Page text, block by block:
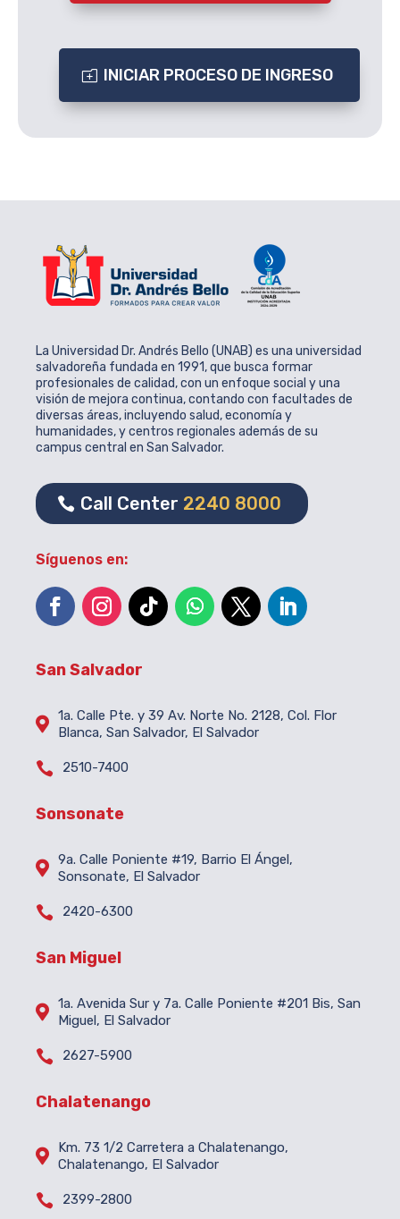
INICIAR PROCESO DE INGRESO
La Universidad Dr. Andrés Bello (UNAB) es una universidad
salvadoreña fundada en 1991, que busca formar
profesionales de calidad, con un enfoque social y una
visión de mejora continua, contando con facultades de
diversas áreas, incluyendo salud, economía y
humanidades, y centros regionales además de su
campus central en San Salvador.
Call Center 2240 8000
Síguenos en:
San Salvador
 1a. Calle Pte. y 39 Av. Norte No. 2128, Col. Flor
Blanca, San Salvador, El Salvador
 2510-7400
Sonsonate
 9a. Calle Poniente #19, Barrio El Ángel,
Sonsonate, El Salvador
 2420-6300
San Miguel
 1a. Avenida Sur y 7a. Calle Poniente #201 Bis, San
Miguel, El Salvador
 2627-5900
Chalatenango

Km. 73 1/2 Carretera a Chalatenango,
Chalatenango, El Salvador
 2399-2800